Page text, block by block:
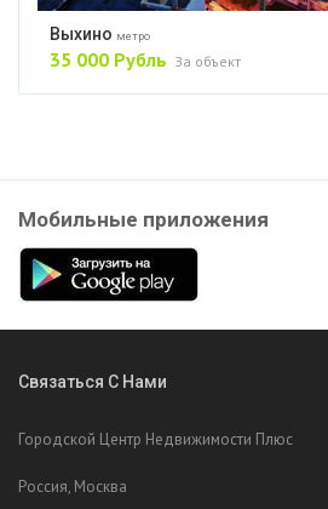
Выхино метро
35 000 Рубль За объект
Мобильные приложения
Связаться С Нами
Городской Центр Недвижимости Плюс
Россия, Москва